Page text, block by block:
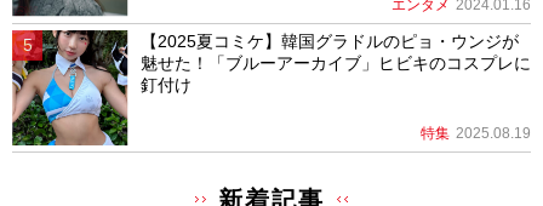
エンタメ 2024.01.16
【2025夏コミケ】韓国グラドルのピョ・ウンジが
魅せた！「ブルーアーカイブ」ヒビキのコスプレに
釘付け
特集 2025.08.19
新着記事